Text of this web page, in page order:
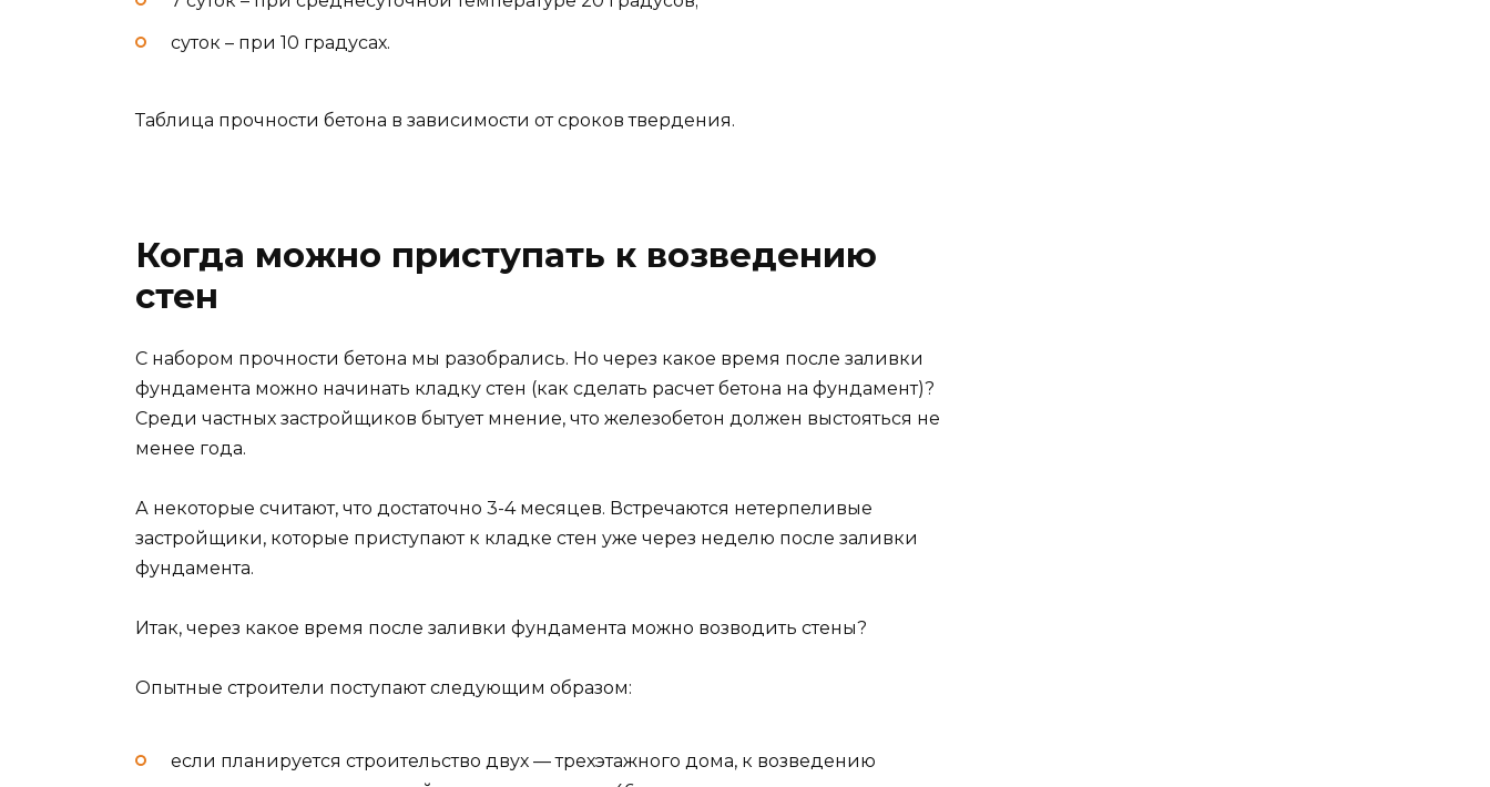
суток – при 10 градусах.
Таблица прочности бетона в зависимости от сроков твердения.
Когда можно приступать к возведению
стен
С набором прочности бетона мы разобрались. Но через какое время после заливки
фундамента можно начинать кладку стен (как сделать расчет бетона на фундамент)?
Среди частных застройщиков бытует мнение, что железобетон должен выстояться не
менее года.
А некоторые считают, что достаточно 3-4 месяцев. Встречаются нетерпеливые
застройщики, которые приступают к кладке стен уже через неделю после заливки
фундамента.
Итак, через какое время после заливки фундамента можно возводить стены?
Опытные строители поступают следующим образом:
если планируется строительство двух — трехэтажного дома, к возведению